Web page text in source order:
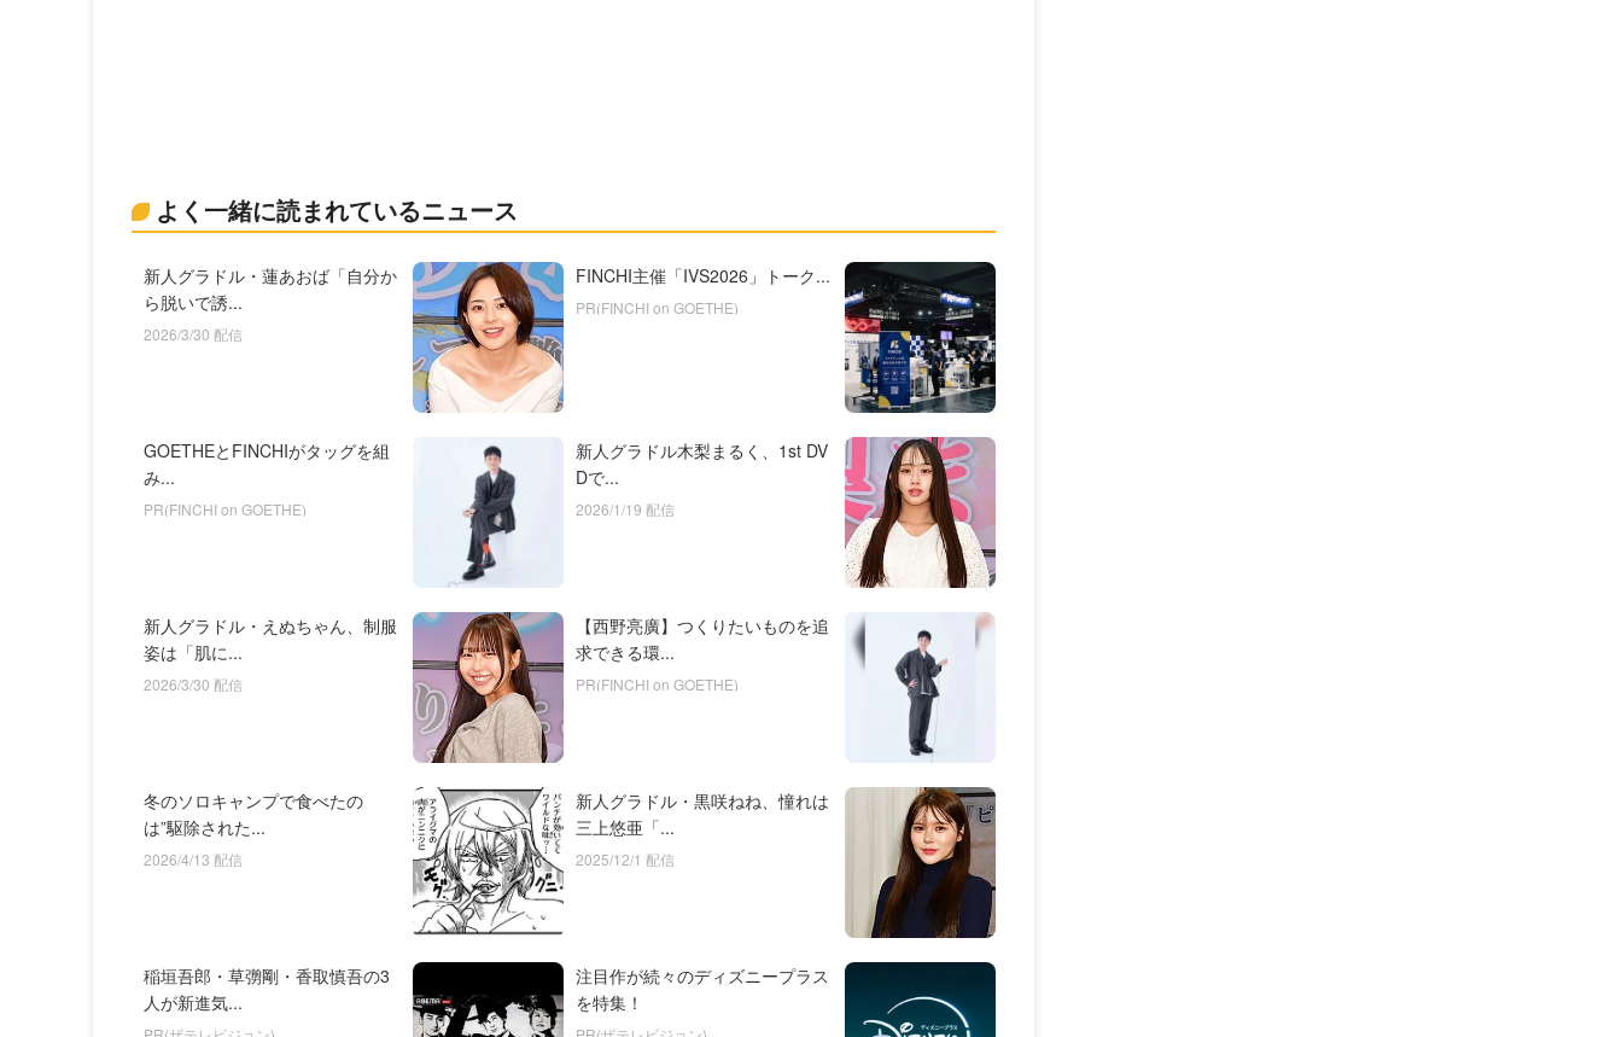
よく一緒に読まれているニュース
新人グラドル・蓮あおば「自分か
ら脱いで誘...
2026/3/30 配信
FINCHI主催「IVS2026」トーク...
PR(FINCHI on GOETHE)
GOETHEとFINCHIがタッグを組
み...
PR(FINCHI on GOETHE)
新人グラドル木梨まるく、1st DV
Dで...
2026/1/19 配信
新人グラドル・えぬちゃん、制服
姿は「肌に...
2026/3/30 配信
【西野亮廣】つくりたいものを追
求できる環...
PR(FINCHI on GOETHE)
冬のソロキャンプで食べたの
は”駆除された...
2026/4/13 配信
新人グラドル・黒咲ねね、憧れは
三上悠亜「...
2025/12/1 配信
稲垣吾郎・草彅剛・香取慎吾の3
人が新進気...
注目作が続々のディズニープラス
を特集！